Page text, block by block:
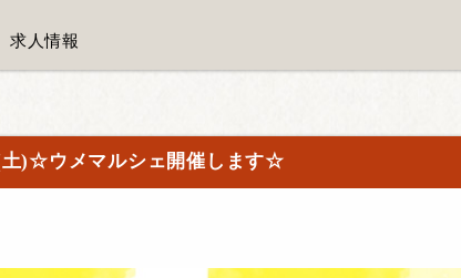
求人情報
土)☆ウメマルシェ開催します☆